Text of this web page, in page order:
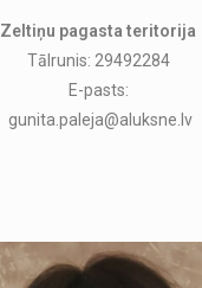
Zeltiņu pagasta teritorija
Tālrunis: 29492284
E-pasts:
gunita.paleja@aluksne.lv